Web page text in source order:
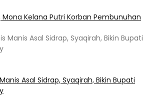
Kelana Putri Korban Pembunuhan
Asal Sidrap, Syaqirah, Bikin Bupati